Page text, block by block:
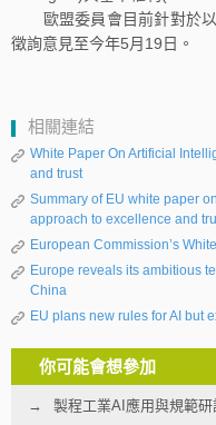
歐盟委員會目前針對於以
徵詢意見至今年5月19日。
相關連結
White Paper On Artificial
and trust
Summary of EU white paper
approach to excellence and
European Commission’s
Europe reveals its ambitious
China
EU plans new rules for AI but
你可能會想參加
製程工業AI應用與規範研